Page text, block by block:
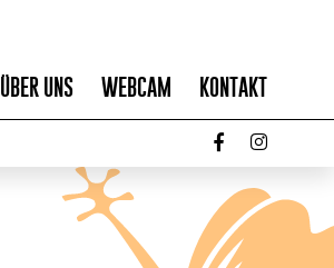
ÜBER UNS WEBCAM KONTAKT